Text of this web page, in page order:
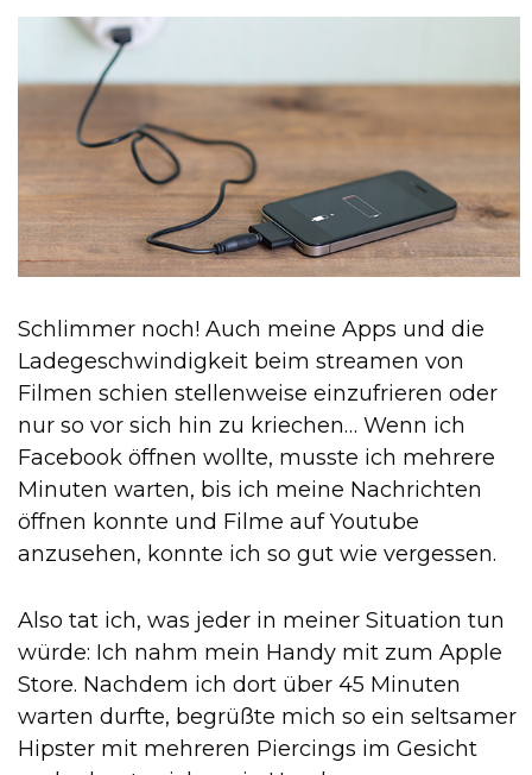
Schlimmer noch! Auch meine Apps und die
Ladegeschwindigkeit beim streamen von
Filmen schien stellenweise einzufrieren oder
nur so vor sich hin zu kriechen… Wenn ich
Facebook öffnen wollte, musste ich mehrere
Minuten warten, bis ich meine Nachrichten
öffnen konnte und Filme auf Youtube
anzusehen, konnte ich so gut wie vergessen.
Also tat ich, was jeder in meiner Situation tun
würde: Ich nahm mein Handy mit zum Apple
Store. Nachdem ich dort über 45 Minuten
warten durfte, begrüßte mich so ein seltsamer
Hipster mit mehreren Piercings im Gesicht